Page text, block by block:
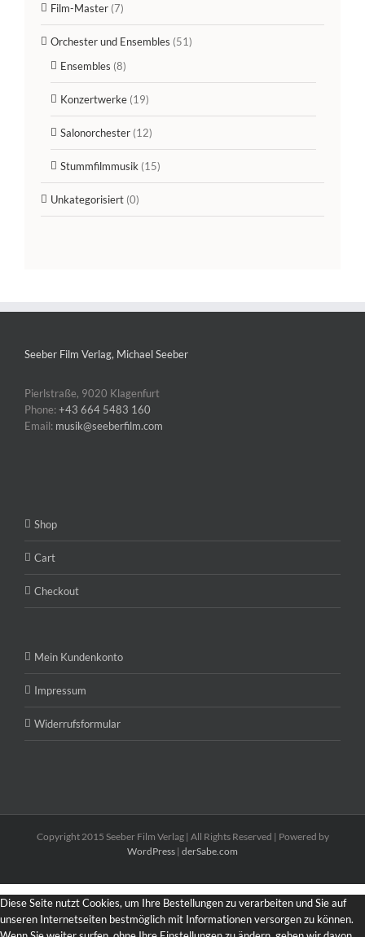
Film-Master (7)
Orchester und Ensembles (51)
Ensembles (8)
Konzertwerke (19)
Salonorchester (12)
Stummfilmmusik (15)
Unkategorisiert (0)
Seeber Film Verlag, Michael Seeber
Pierlstraße, 9020 Klagenfurt
Phone:+43 664 5483 160
Email: musik@seeberfilm.com
Shop
Cart
Checkout
Mein Kundenkonto
Impressum
Widerrufsformular
Copyright 2015 Seeber Film Verlag | All Rights Reserved | Powered by
WordPress | derSabe.com
Diese Seite nutzt Cookies, um Ihre Bestellungen zu verarbeiten und Sie auf
unseren Internetseiten bestmöglich mit Informationen versorgen zu können.